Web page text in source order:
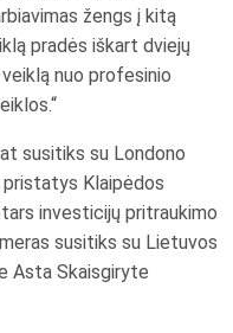
žengs į kitą
pradės iškart dviejų
nuo profesinio
susitiks su Londono
pristatys Klaipėdos
investicijų pritraukimo
susitiks su Lietuvos
Asta Skaisgiryte